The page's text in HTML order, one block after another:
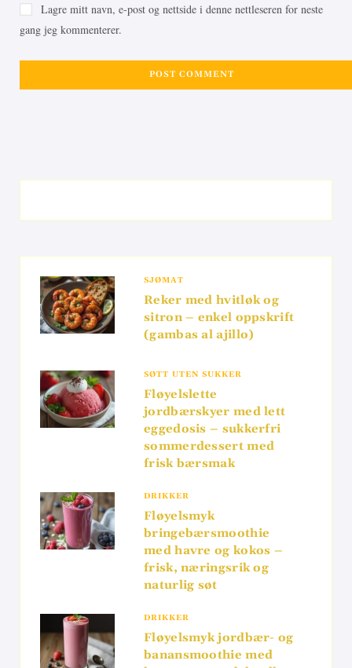
Lagre mitt navn, e-post og nettside i denne nettleseren for neste
gang jeg kommenterer.
SJØMAT
Reker med hvitløk og
sitron – enkel oppskrift
(gambas al ajillo)
SØTT UTEN SUKKER
Fløyelslette
jordbærskyer med lett
eggedosis – sukkerfri
sommerdessert med
frisk bærsmak
DRIKKER
Fløyelsmyk
bringebærsmoothie
med havre og kokos –
frisk, næringsrik og
naturlig søt
DRIKKER
Fløyelsmyk jordbær- og
banansmoothie med